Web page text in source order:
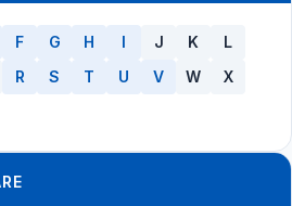
F G H I J K
L
R S T U V W
X